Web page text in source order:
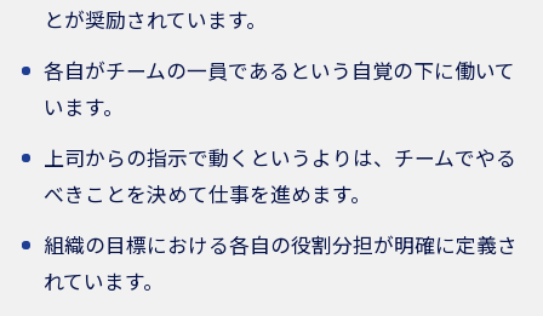
とが奨励されています。
各自がチームの一員であるという自覚の下に働いて
います。
上司からの指示で動くというよりは、チームでやる
べきことを決めて仕事を進めます。
組織の目標における各自の役割分担が明確に定義さ
れています。